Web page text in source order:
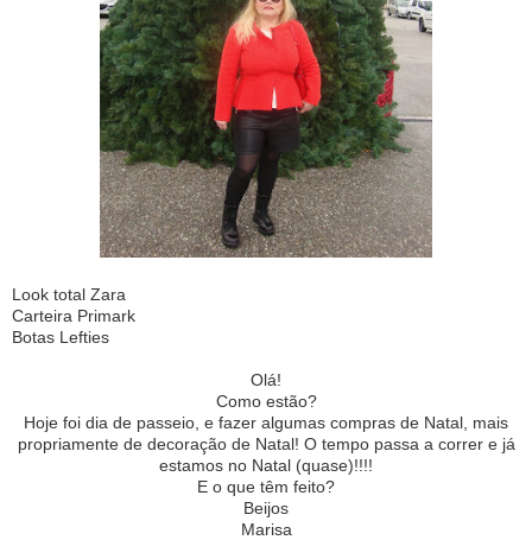
Look total Zara
Carteira Primark
Botas Lefties
Olá!
Como estão?
Hoje foi dia de passeio, e fazer algumas compras de Natal, mais
propriamente de decoração de Natal! O tempo passa a correr e já
estamos no Natal (quase)!!!!
E o que têm feito?
Beijos
Marisa